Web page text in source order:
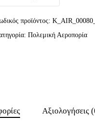
προϊόντος:
Πολεμική Αεροπορία
Αξιολογήσεις